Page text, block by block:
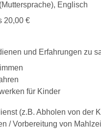
Englisch
20,00 €
und Erfahrungen zu
für Kinder
(z.B. Abholen von der
/ Vorbereitung von